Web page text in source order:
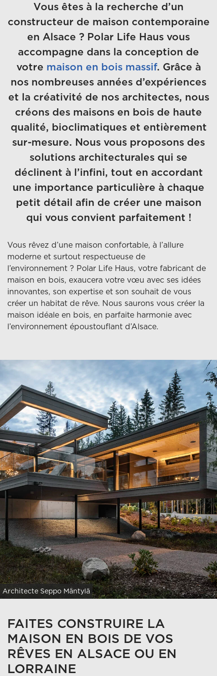
Vous êtes à la recherche d’un
constructeur de maison contemporaine
en Alsace ? Polar Life Haus vous
accompagne dans la conception de
votre maison en bois massif. Grâce à
nos nombreuses années d’expériences
et la créativité de nos architectes, nous
créons des maisons en bois de haute
qualité, bioclimatiques et entièrement
sur-mesure. Nous vous proposons des
solutions architecturales qui se
déclinent à l’infini, tout en accordant
une importance particulière à chaque
petit détail afin de créer une maison
qui vous convient parfaitement !
Vous rêvez d’une maison confortable, à l’allure
moderne et surtout respectueuse de
l’environnement ? Polar Life Haus, votre fabricant de
maison en bois, exaucera votre vœu avec ses idées
innovantes, son expertise et son souhait de vous
créer un habitat de rêve. Nous saurons vous créer la
maison idéale en bois, en parfaite harmonie avec
l’environnement époustouflant d’Alsace.
Architecte Seppo Mäntylä
FAITES CONSTRUIRE LA
MAISON EN BOIS DE VOS
RÊVES EN ALSACE OU EN
LORRAINE